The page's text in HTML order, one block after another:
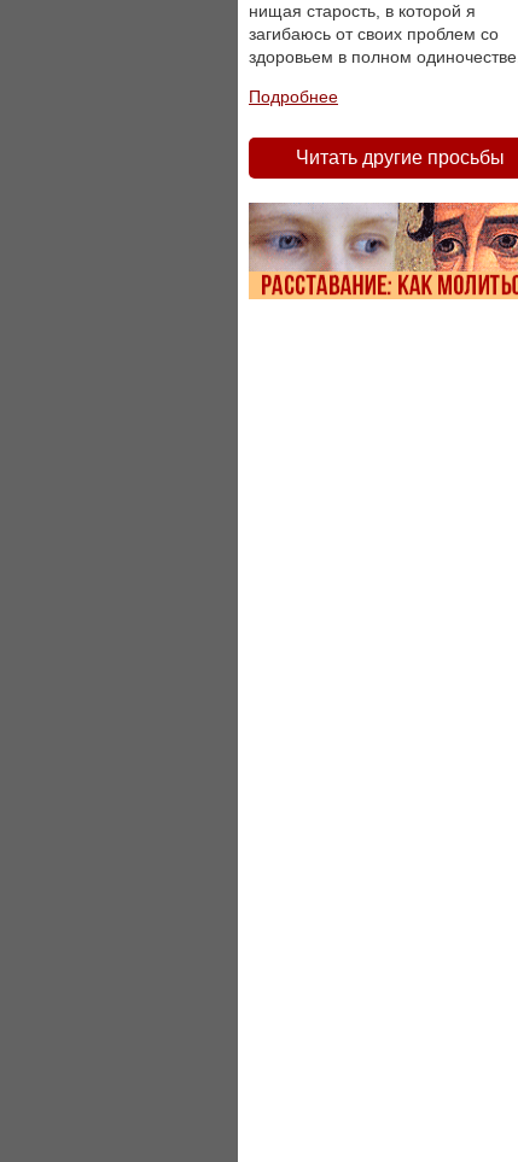
нищая старость, в которой я
загибаюсь от своих проблем со
здоровьем в полном одиночестве.
Подробнее
Читать другие просьбы